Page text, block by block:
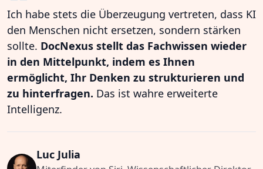
Ich habe stets die Überzeugung vertreten, dass KI
den Menschen nicht ersetzen, sondern stärken
sollte. DocNexus stellt das Fachwissen wieder
in den Mittelpunkt, indem es Ihnen
ermöglicht, Ihr Denken zu strukturieren und
zu hinterfragen. Das ist wahre erweiterte
Intelligenz.
Luc Julia